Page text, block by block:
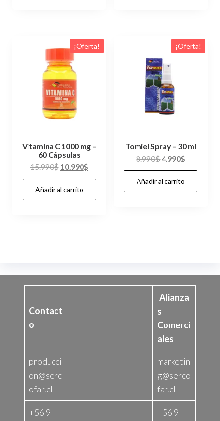
¡Oferta!
Vitamina C 1000 mg –
60 Cápsulas
15.990$ El
precio
original
era:
10.990$El
precio
es:
Añadir al carrito
¡Oferta!
Tomiel Spray – 30 ml
8.990$El
precio
original
era:
4.990$
precio
es:
Añadir al carrito
Contact
o
Alianza
s
Comerci
ales
producci
on@serc
ofar.cl
marketin
g@serco
far.cl
+56 9
+56 9